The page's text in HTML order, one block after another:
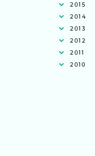
2015
2014
2013
2012
2011
2010